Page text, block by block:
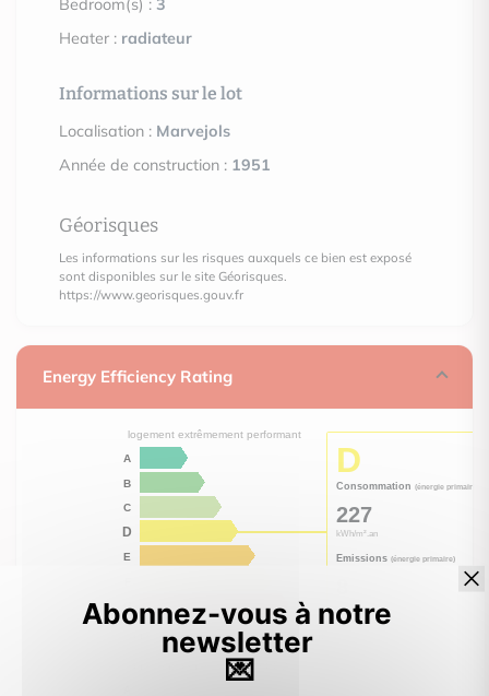
Bedroom(s) :3
Heater : radiateur
Informations sur le lot
Localisation : Marvejols
Année de construction : 1951
Géorisques
Les informations sur les risques auxquels ce bien est exposé
sont disponibles sur le site Géorisques.
https://www.georisques.gouv.fr
Energy Efficiency Rating